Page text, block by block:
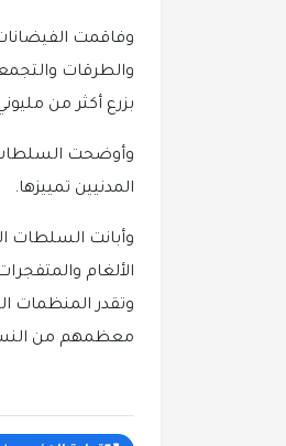
وفاقمت
والطرقات
بزرع أكثر من
وأوضحت السلطات
المدنيين تمييزها.
وأبانت السلطات
الألغام
وتقدر المنظمات
معظمهم من